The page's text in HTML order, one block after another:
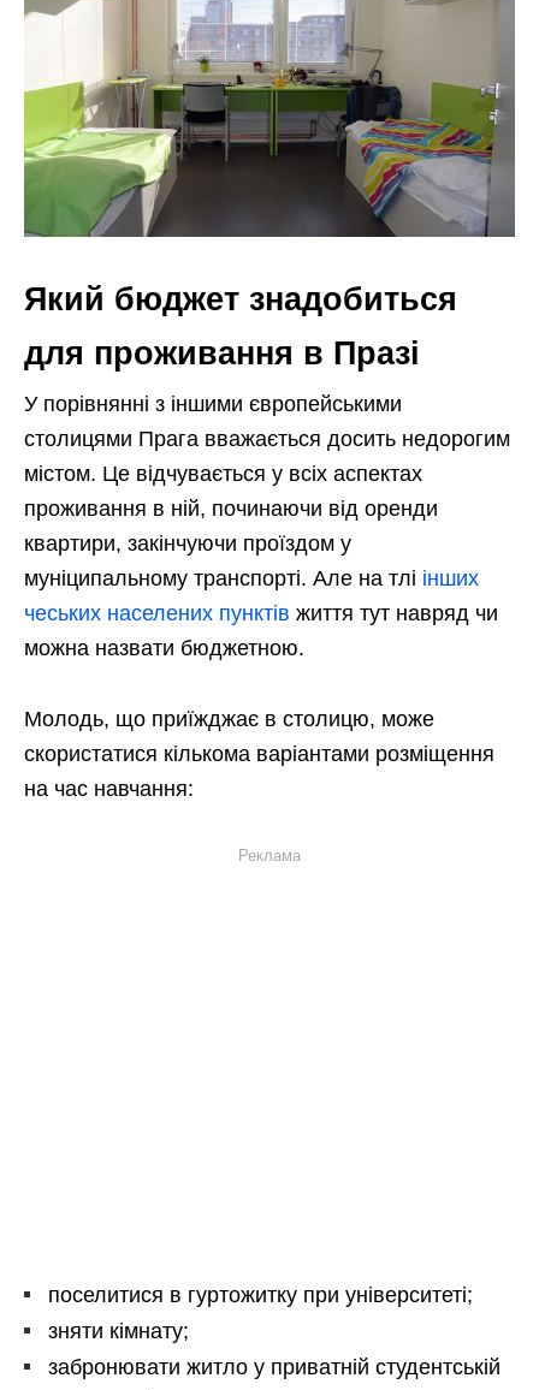
Який бюджет знадобиться
для проживання в Празі
У порівнянні з іншими європейськими
столицями Прага вважається досить недорогим
містом. Це відчувається у всіх аспектах
проживання в ній, починаючи від оренди
квартири, закінчуючи проїздом у
муніципальному транспорті. Але на тлі інших
чеських населених пунктів життя тут навряд чи
можна назвати бюджетною.
Молодь, що приїжджає в столицю, може
скористатися кількома варіантами розміщення
на час навчання:
Реклама
поселитися в гуртожитку при університеті;
зняти кімнату;
забронювати житло у приватній студентській